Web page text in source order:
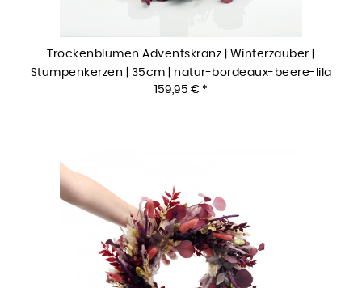
Trockenblumen Adventskranz | Winterzauber |
Stumpenkerzen | 35cm | natur-bordeaux-beere-lila
159,95 € *